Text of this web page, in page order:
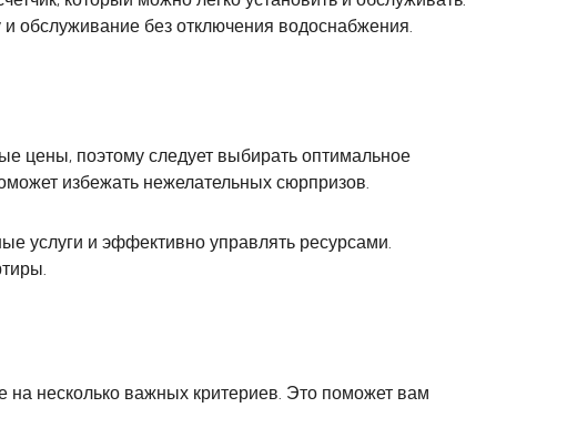
обслуживание без отключения водоснабжения.
цены, поэтому следует выбирать оптимальное
избежать нежелательных сюрпризов.
услуги и эффективно управлять ресурсами.
несколько важных критериев. Это поможет вам